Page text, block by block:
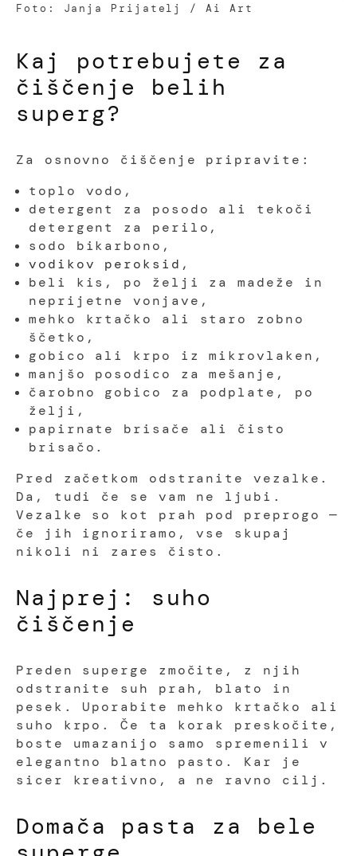
Foto: Janja Prijatelj / Ai Art
Kaj potrebujete za
čiščenje belih
superg?
Za osnovno čiščenje pripravite:
toplo vodo,
detergent za posodo ali tekoči
detergent za perilo,
sodo bikarbono,
vodikov peroksid ,
beli kis, po želji za madeže in
neprijetne vonjave,
mehko krtačko ali staro zobno
ščetko,
gobico ali krpo iz mikrovlaken,
manjšo posodico za mešanje,
čarobno gobico za podplate, po
želji,
papirnate brisače ali čisto
brisačo.
Pred začetkom odstranite vezalke.
Da, tudi če se vam ne ljubi.
Vezalke so kot prah pod preprogo —
če jih ignoriramo, vse skupaj
nikoli ni zares čisto.
Najprej: suho
čiščenje
Preden superge zmočite, z njih
odstranite suh prah, blato in
pesek. Uporabite mehko krtačko ali
suho krpo. Če ta korak preskočite,
boste umazanijo samo spremenili v
elegantno blatno pasto. Kar je
sicer kreativno, a ne ravno cilj.
Domača pasta za bele